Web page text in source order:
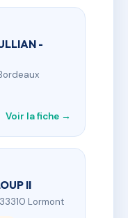
-
Voir la fiche →
II
Lormont